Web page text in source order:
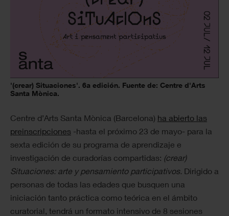
'(crear) Situaciones'. 6a edición. Fuente de: Centre d'Arts
Santa Mònica.
Centre d’Arts Santa Mònica (Barcelona) ha abierto las
preinscripciones -hasta el próximo 23 de mayo- para la
sexta edición de su programa de aprendizaje e
investigación de curadorías compartidas: (crear)
Situaciones: arte y pensamiento participativos. Dirigido a
personas de todas las edades que busquen una
iniciación tanto práctica como teórica en el ámbito
curatorial, tendrá un formato intensivo de 8 sesiones